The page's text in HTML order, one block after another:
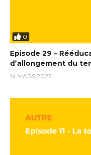
0
Episode 29 –
d’allongement du
14 MARS 2022